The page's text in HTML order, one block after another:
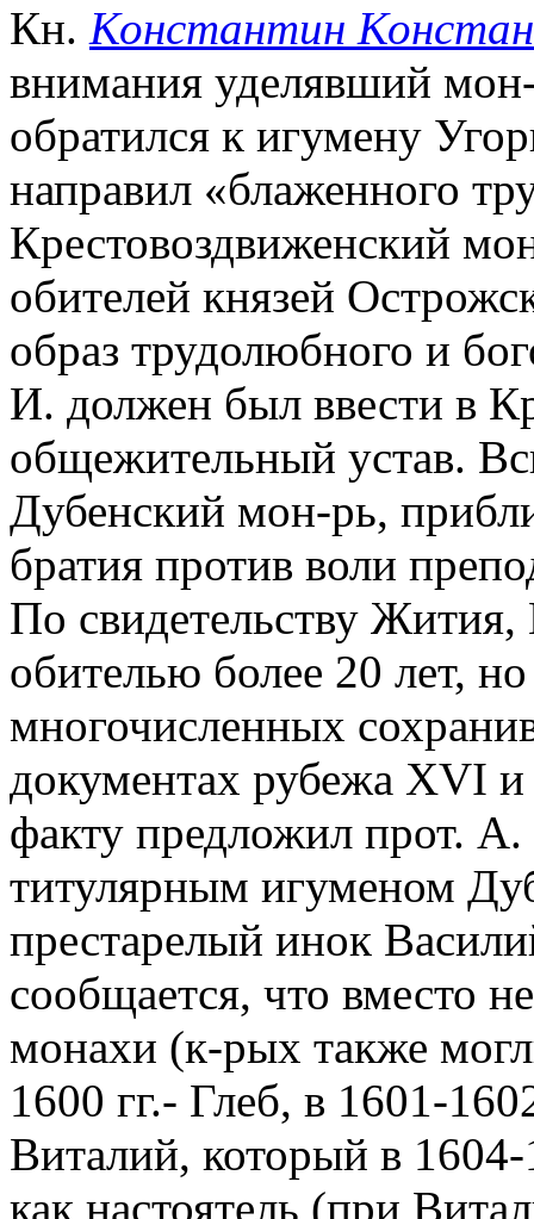
Кн. Константин
внимания уделявший
обратился к игумену
направил «блаженного
Крестовоздвиженский
обителей князей
образ трудолюбного и
И. должен был ввести в
общежительный устав.
Дубенский мон-рь,
братия против воли
По свидетельству
обителью более 20 лет,
многочисленных
документах рубежа XVI
факту предложил прот.
титулярным игуменом
престарелый инок
сообщается, что вместо
монахи (к-рых также
1600 гг.- Глеб, в 1601-
Виталий, который в
как настоятель (при